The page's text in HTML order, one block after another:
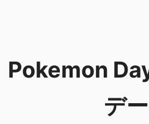
Pokemon
デー